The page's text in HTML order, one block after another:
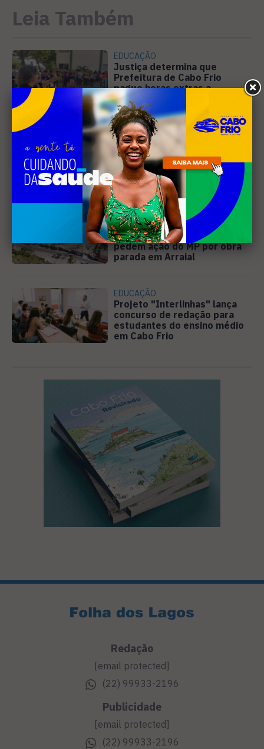
Leia Também
EDUCAÇÃO
Justiça determina que
Prefeitura de Cabo Frio
pague horas extras a
professores
MÚSICA
Banda cabo-friense
Spectrummm apresenta
músicas inéditas no Diveneta
Moto Fest neste sábado (8)
PREJUÍZO
Compradores cobram
cronograma da Volendam e
pedem ação do MP por obra
parada em Arraial
EDUCAÇÃO
Projeto "Interlinhas" lança
concurso de redação para
estudantes do ensino médio
em Cabo Frio
Redação
[email protected]
(22) 99933-2196
Publicidade
[email protected]
(22) 99933-2196